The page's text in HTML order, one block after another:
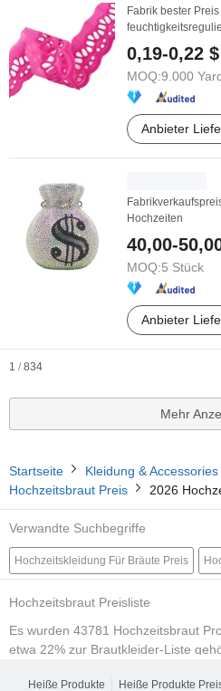
Fabrik bester
0,19-0,22 $
MOQ:9.000
Anbieter
Hochzeiten
40,00-
MOQ:5 Stück
Anbieter
1 / 834
Mehr
Startseite Kleidung & Accessories
Hochzeitsbraut Preis
2026
Verwandte Suchbegriffe
Hochzeitskleidung Für Bräute Preis
Hochzeitsalbum Preis Abendkleid Preis
Abiballkleid Preis Hochzeitskleidung
Hochzeitsbraut Preisliste
Es wurden 43781 Hochzeitsbraut
etwa 22% zur Brautkleider-Liste
Produkte nach mehreren Attributen
Heiße Produkte Heiße Produkte